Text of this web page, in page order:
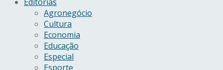
Agronegócio
Cultura
Economia
Educação
Especial
Esporte